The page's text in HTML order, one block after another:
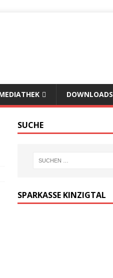
DOWNLOADS
SUCHE
SPARKASSE KINZIGTAL